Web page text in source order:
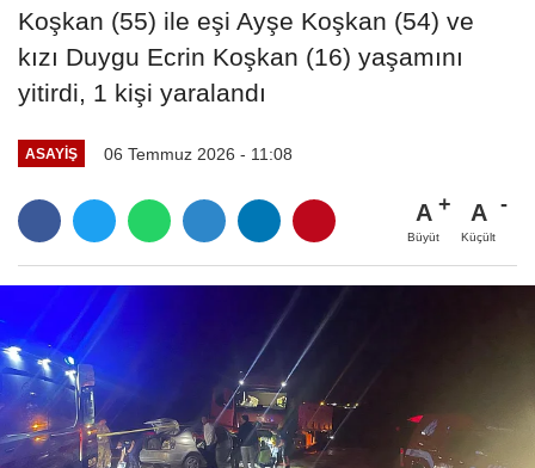
Koşkan (55) ile eşi Ayşe Koşkan (54) ve
kızı Duygu Ecrin Koşkan (16) yaşamını
yitirdi, 1 kişi yaralandı
ASAYIŞ 06 Temmuz 2026 - 11:08
A
Büyüt
A
Küçült